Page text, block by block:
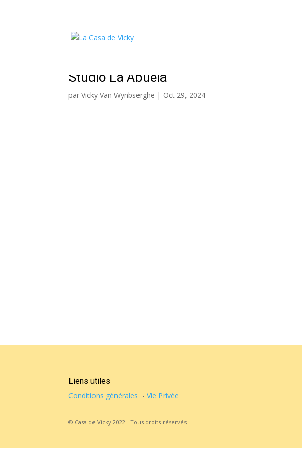
Studio La Abuela
parVicky Van Wynbserghe | Oct 29, 2024
Liens utiles
Conditions générales -Vie Privée
© Casa de Vicky 2022 - Tous droits réservés